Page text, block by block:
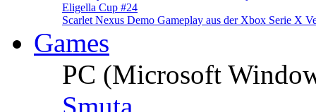
Eligella Cup #24
Scarlet Nexus Demo Gameplay aus der Xbox Serie X
Games
PC (Microsoft